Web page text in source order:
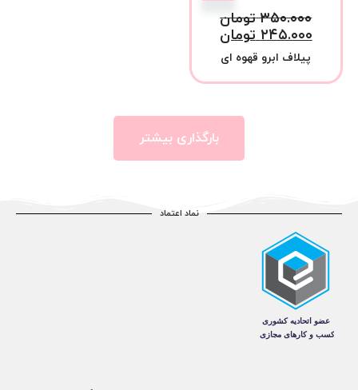
۳۵۰.۰۰۰ تومان
۲۴۵.۰۰۰ تومان
پیلاف ابرو قهوه ای
بارگذاری بیشتر
نماد اعتماد